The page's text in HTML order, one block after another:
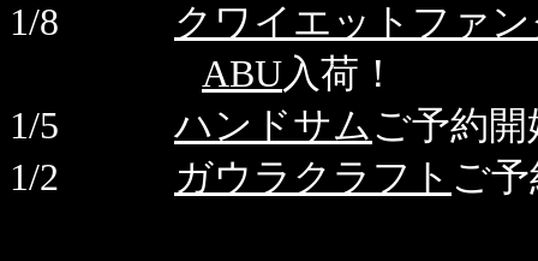
1/8 クワイエットファ
ABU入荷！
1/5ハンドサムご予約開
1/2
ガウラクラフト ご